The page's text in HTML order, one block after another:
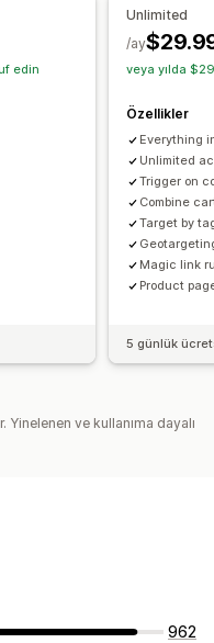
edin
Unlimited
/ay
veya yılda
Özellikler
Everything
Unlimited
Trigger on
Combine
Target by
Magic link
Product
5 günlük
Yinelenen ve kullanıma dayalı
962